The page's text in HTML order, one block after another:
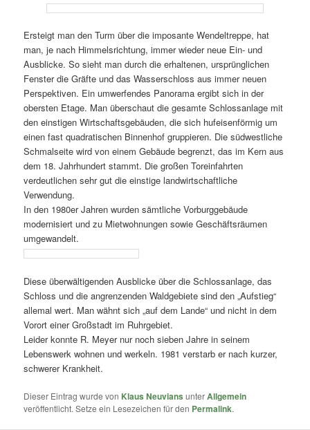
Ersteigt man den Turm über die imposante Wendeltreppe, hat
man, je nach Himmelsrichtung, immer wieder neue Ein- und
Ausblicke. So sieht man durch die erhaltenen, ursprünglichen
Fenster die Gräfte und das Wasserschloss aus immer neuen
Perspektiven. Ein umwerfendes Panorama ergibt sich in der
obersten Etage. Man überschaut die gesamte Schlossanlage mit
den einstigen Wirtschaftsgebäuden, die sich hufeisenförmig um
einen fast quadratischen Binnenhof gruppieren. Die südwestliche
Schmalseite wird von einem Gebäude begrenzt, das im Kern aus
dem 18. Jahrhundert stammt. Die großen Toreinfahrten
verdeutlichen sehr gut die einstige landwirtschaftliche
Verwendung.
In den 1980er Jahren wurden sämtliche Vorburggebäude
modernisiert und zu Mietwohnungen sowie Geschäftsräumen
umgewandelt.
Diese überwältigenden Ausblicke über die Schlossanlage, das
Schloss und die angrenzenden Waldgebiete sind den „Aufstieg“
allemal wert. Man wähnt sich „auf dem Lande“ und nicht in dem
Vorort einer Großstadt im Ruhrgebiet.
Leider konnte R. Meyer nur noch sieben Jahre in seinem
Lebenswerk wohnen und werkeln. 1981 verstarb er nach kurzer,
schwerer Krankheit.
Dieser Eintrag wurde von Klaus Neuvians unterAllgemein
veröffentlicht. Setze ein Lesezeichen für den Permalink.